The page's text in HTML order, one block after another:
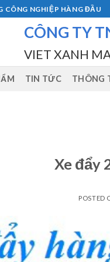
CÔNG NGHIỆP HÀNG ĐẦU
CÔNG TY
VIET XANH
TIN TỨC THÔNG
Xe đẩy
POSTED